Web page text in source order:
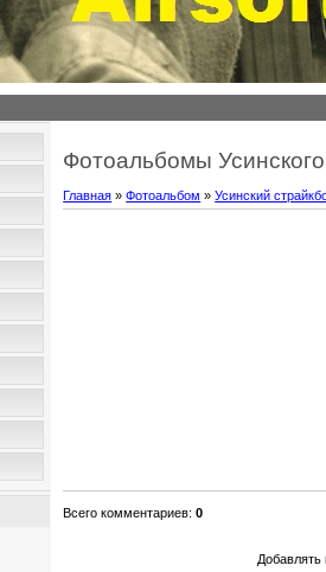
Фотоальбомы
Главная »Фотоальбом »Усинский
Всего комментариев:0
Добавлять